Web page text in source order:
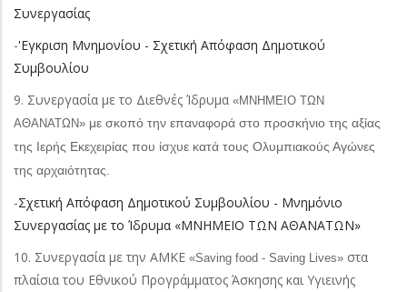
Συνεργασίας
-'Eγκριση Μνημονίου - Σχετική Απόφαση Δημοτικού
Συμβουλίου
9. Συνεργασία με το Διεθνές Ίδρυμα «ΜΝΗΜΕΙΟ ΤΩΝ
ΑΘΑΝΑΤΩΝ» με σκοπό την επαναφορά στο προσκήνιο της αξίας
της Ιερής Εκεχειρίας που ίσχυε κατά τους Ολυμπιακούς Αγώνες
της αρχαιότητας.
-Σχετική Απόφαση Δημοτικού Συμβουλίου - Μνημόνιο
Συνεργασίας με το Ίδρυμα «ΜΝΗΜΕΙΟ ΤΩΝ ΑΘΑΝΑΤΩΝ»
10. Συνεργασία με την ΑΜΚΕ «Saving food - Saving Lives» στα
πλαίσια του Εθνικού Προγράμματος Άσκησης και Υγιεινής